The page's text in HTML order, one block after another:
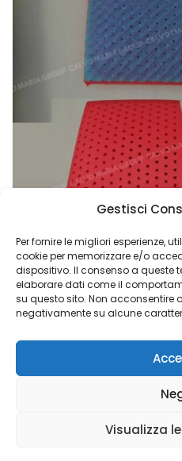
Gestisci
Per fornire le migliori esperienze,
cookie per memorizzare e/o
dispositivo. Il consenso a queste
elaborare dati come il
su questo sito. Non acconsentire
negativamente su alcune
Visualizza
Calvo Maria Group di Napoli
Copyright © 2023 Luigi
& Cyber Security